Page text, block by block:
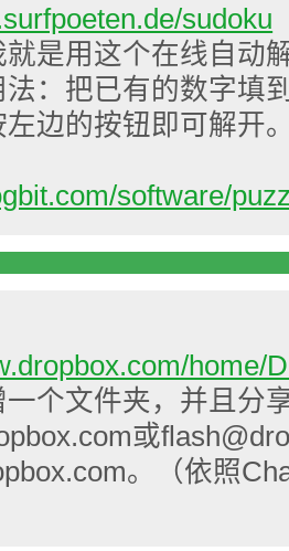
sudoku
是用这个在线自动
法：把已有的数字填
左边的按钮即可解
software/
home/
一个文件夹，并且分
或
。
（依照